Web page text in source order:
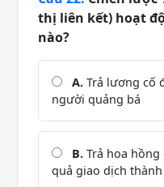
thị liên kết) hoạt
nào?
A. Trả lương cố
người quảng bá
B. Trả hoa
quả giao dịch